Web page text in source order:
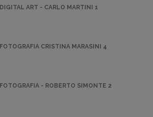
DIGITAL ART - CARLO MARTINI 1
FOTOGRAFIA CRISTINA MARASINI 4
FOTOGRAFIA - ROBERTO SIMONTE 2